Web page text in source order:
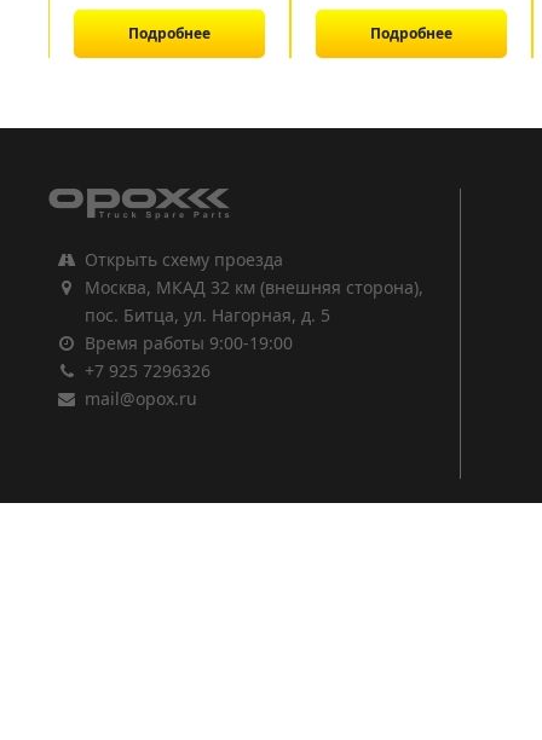
Подробнее Подробнее
Открыть схему проезда
Москва, МКАД 32 км (внешняя сторона),
пос. Битца, ул. Нагорная, д. 5
Время работы 9:00-19:00
+7 925 7296326
mail@opox.ru